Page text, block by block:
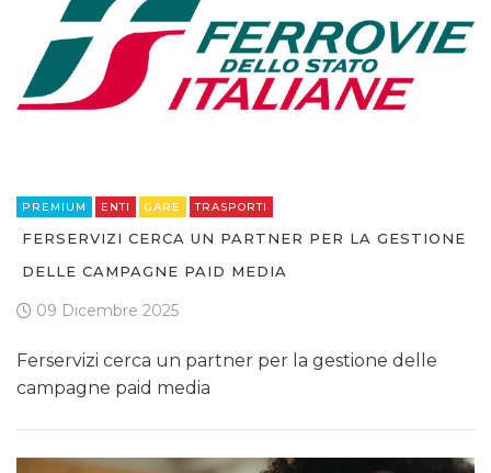
PREMIUM ENTI GARE TRASPORTI
FERSERVIZI CERCA UN PARTNER PER LA GESTIONE
DELLE CAMPAGNE PAID MEDIA
09 Dicembre 2025
Ferservizi cerca un partner per la gestione delle
campagne paid media